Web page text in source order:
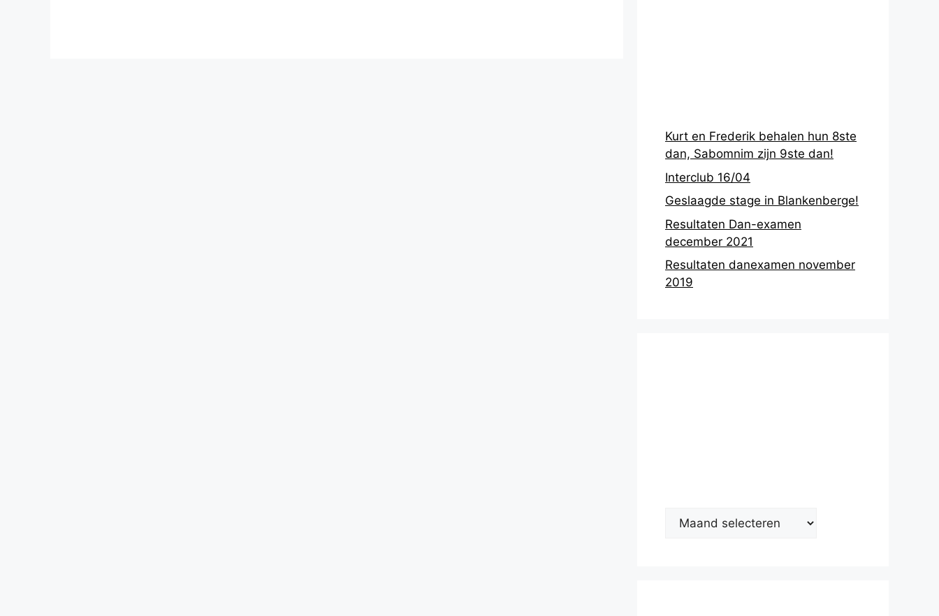
Kurt en Frederik behalen hun 8ste
dan, Sabomnim zijn 9ste dan!
Interclub 16/04
Geslaagde stage in Blankenberge!
Resultaten Dan-examen
december 2021
Resultaten danexamen november
2019